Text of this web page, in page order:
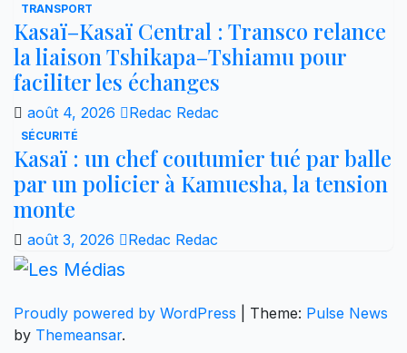
TRANSPORT
Kasaï–Kasaï Central : Transco relance
la liaison Tshikapa–Tshiamu pour
faciliter les échanges
août 4, 2026 Redac Redac
SÉCURITÉ
Kasaï : un chef coutumier tué par balle
par un policier à Kamuesha, la tension
monte
août 3, 2026 Redac Redac
Proudly powered by WordPress Theme: Pulse News
by Themeansar.